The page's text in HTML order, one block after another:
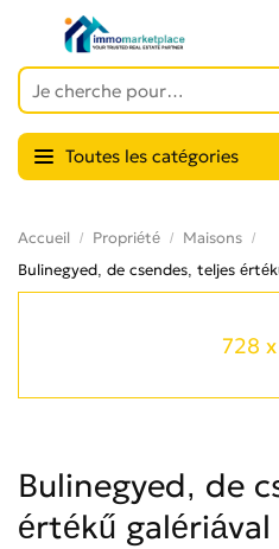
Toutes les catégories
Accueil Propriété
Maisons
Bulinegyed, de csendes, teljes
728
Bulinegyed, de
értékű galériával